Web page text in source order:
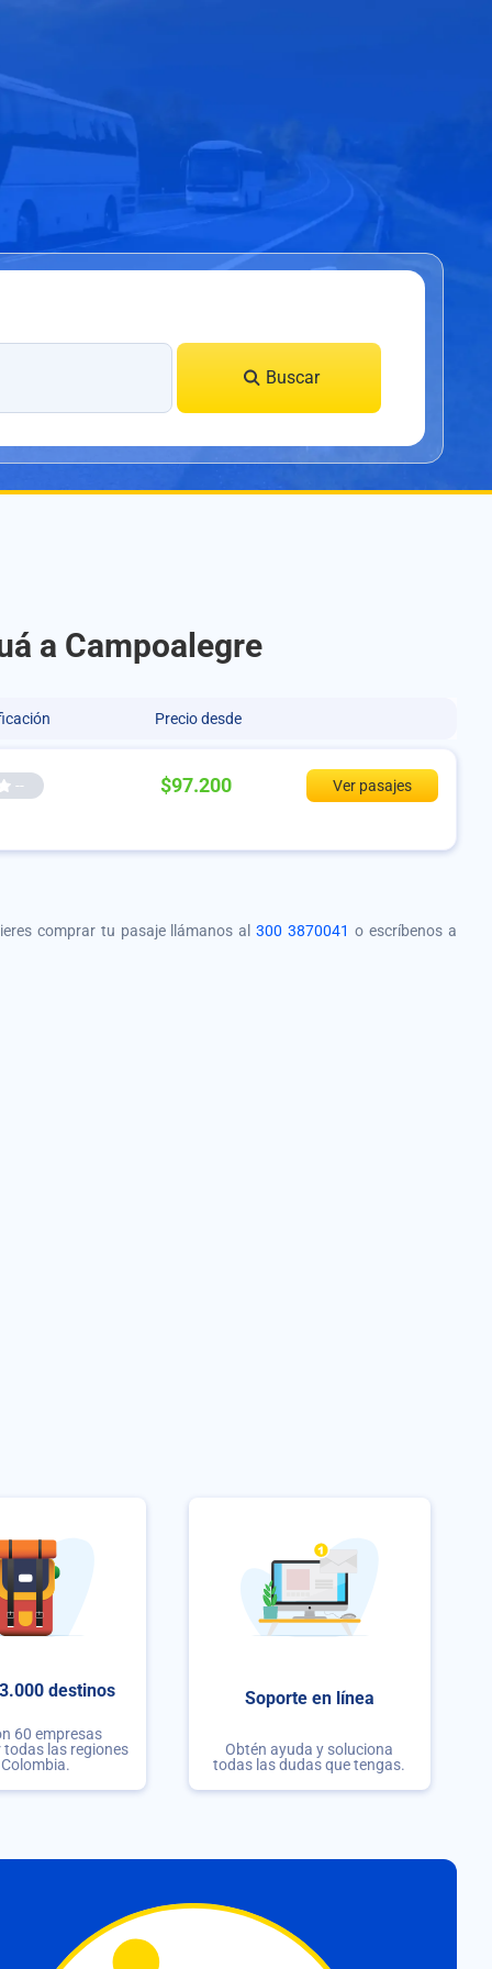
Buscar
a Campoalegre
Precio desde
-- $97.200 Ver pasajes
comprar tu pasaje llámanos al300 3870041 o escríbenos a
destinos
60 empresas
todas las regiones
Soporte en línea
Obtén ayuda y soluciona
todas las dudas que tengas.